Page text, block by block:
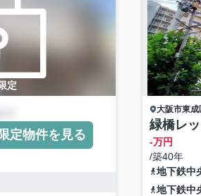
定
定物件を見る
大阪市東成
緑橋レ
-万円
/築40年
地下鉄中
地下鉄中